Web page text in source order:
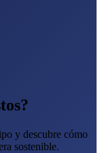
y descubre cómo
sostenible.